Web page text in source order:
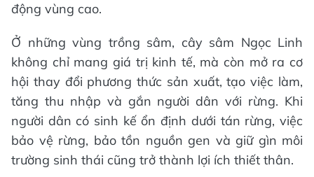
động vùng cao.
Ở những vùng trồng sâm, cây sâm Ngọc Linh
không chỉ mang giá trị kinh tế, mà còn mở ra cơ
hội thay đổi phương thức sản xuất, tạo việc làm,
tăng thu nhập và gắn người dân với rừng. Khi
người dân có sinh kế ổn định dưới tán rừng, việc
bảo vệ rừng, bảo tồn nguồn gen và giữ gìn môi
trường sinh thái cũng trở thành lợi ích thiết thân.